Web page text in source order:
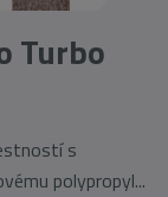
Turbo
s
polypropyl...